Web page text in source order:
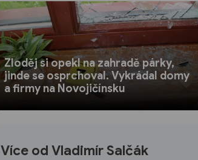
Zloděj si opekl na zahradě párky,
jinde se osprchoval. Vykrádal domy
a firmy na Novojičínsku
Více od Vladimír Salčák